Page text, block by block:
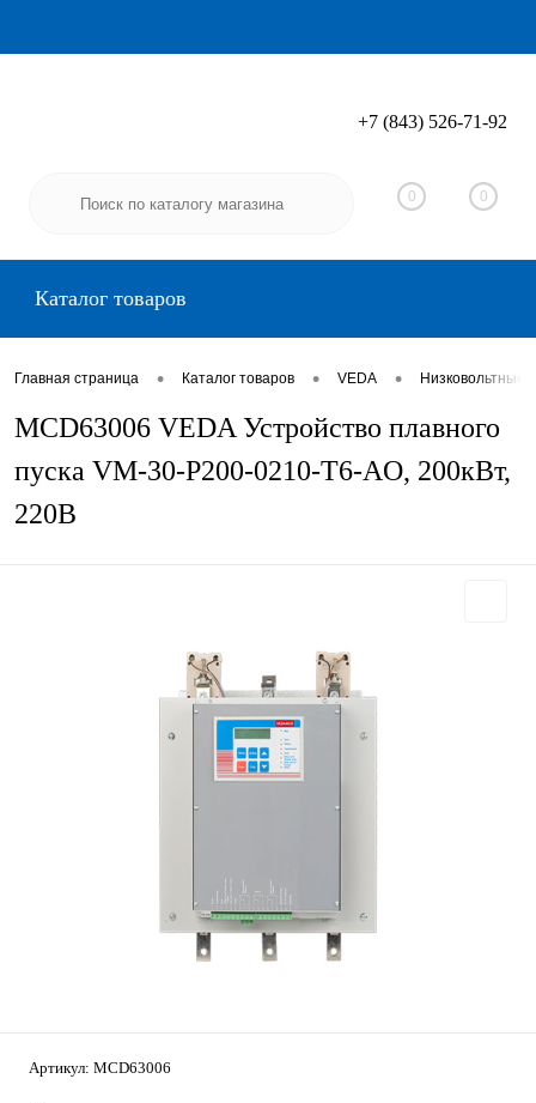
Вход Регистрация
+7 (843) 526-71-92
0 0
Каталог товаров
Главная страница • Каталог товаров • VEDA •
MCD63006 VEDA Устройство плавного
пуска VM-30-P200-0210-T6-AO, 200кВт,
220В
Артикул: MCD63006